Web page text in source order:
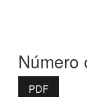
Número
PDF